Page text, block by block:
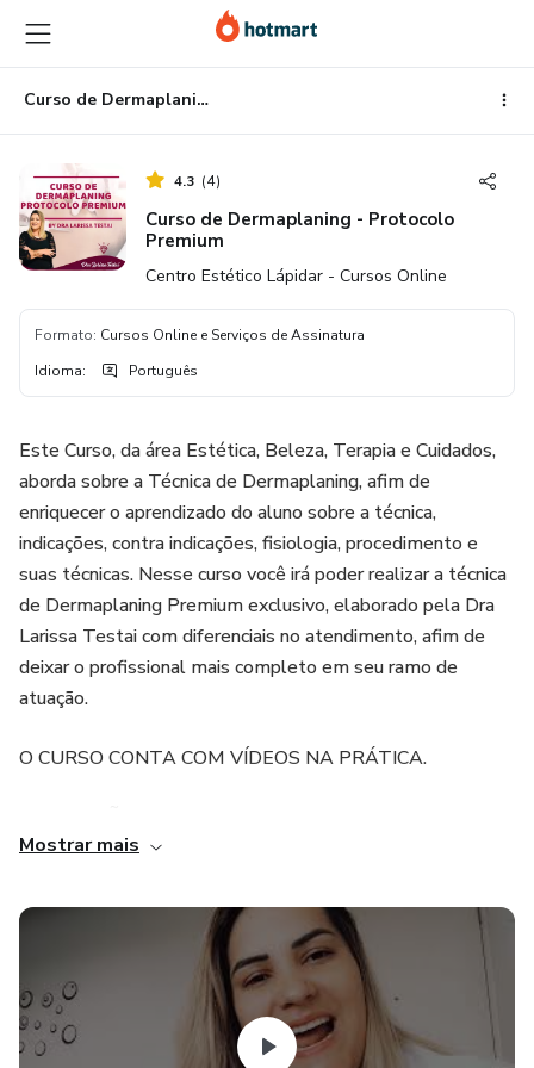
para
o
conteúdo
principal
para
o
pagamento
para
o
rodapé
Curso de Dermaplaning - Protocolo Premium
4.3 (4)
Curso de Dermaplaning - Protocolo
Premium
Centro Estético Lápidar - Cursos Online
Formato: Cursos Online e Serviços de Assinatura
Idioma: Português
Este Curso, da área Estética, Beleza, Terapia e Cuidados,
aborda sobre a Técnica de Dermaplaning, afim de
enriquecer o aprendizado do aluno sobre a técnica,
indicações, contra indicações, fisiologia, procedimento e
suas técnicas. Nesse curso você irá poder realizar a técnica
de Dermaplaning Premium exclusivo, elaborado pela Dra
Larissa Testai com diferenciais no atendimento, afim de
deixar o profissional mais completo em seu ramo de
atuação.
O CURSO CONTA COM VÍDEOS NA PRÁTICA.
conhecimentos.
Ele não substitui formação técnica, graduação ou
habilitação profissional exigida por lei para determinadas
áreas — confira sempre a legislação pertinente.
Mostrar mais